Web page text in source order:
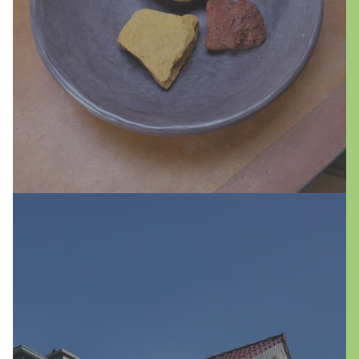
Gestaltungswünsche. Tauchen Sie ein in die
Welt von Kalkputz und Kalkfarben – eine
Verbindung von traditionellem Handwerk
und zeitgemäßem Wohnkomfort.
mehr erfahren
sondern erfüllen auch wichtige Funktionen